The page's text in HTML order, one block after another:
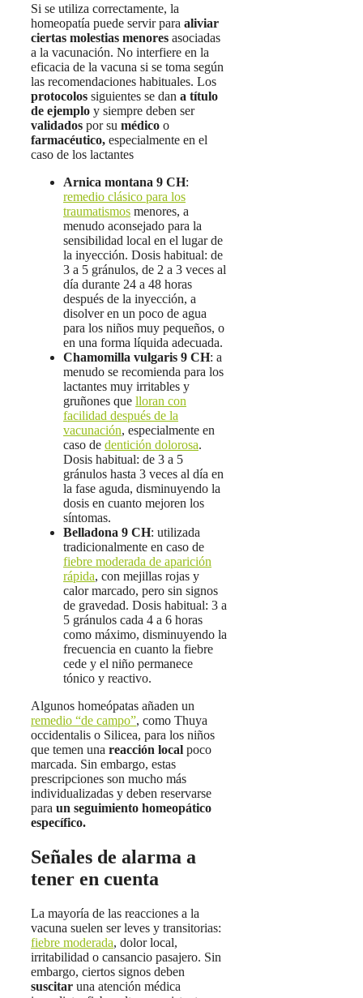
Si se utiliza correctamente, la
homeopatía puede servir para aliviar
ciertas molestias menores asociadas
a la vacunación. No interfiere en la
eficacia de la vacuna si se toma según
las recomendaciones habituales. Los
protocolos siguientes se dan a título
de ejemplo y siempre deben ser
validados por su médico o
farmacéutico, especialmente en el
caso de los lactantes
Arnica montana 9 CH:
remedio clásico para los
traumatismos menores, a
menudo aconsejado para la
sensibilidad local en el lugar de
la inyección. Dosis habitual: de
3 a 5 gránulos, de 2 a 3 veces al
día durante 24 a 48 horas
después de la inyección, a
disolver en un poco de agua
para los niños muy pequeños, o
en una forma líquida adecuada.
Chamomilla vulgaris 9 CH: a
menudo se recomienda para los
lactantes muy irritables y
gruñones que lloran con
facilidad después de la
vacunación, especialmente en
caso de dentición dolorosa.
Dosis habitual: de 3 a 5
gránulos hasta 3 veces al día en
la fase aguda, disminuyendo la
dosis en cuanto mejoren los
síntomas.
Belladona 9 CH: utilizada
tradicionalmente en caso de
fiebre moderada de aparición
rápida, con mejillas rojas y
calor marcado, pero sin signos
de gravedad. Dosis habitual: 3 a
5 gránulos cada 4 a 6 horas
como máximo, disminuyendo la
frecuencia en cuanto la fiebre
cede y el niño permanece
tónico y reactivo.
Algunos homeópatas añaden un
remedio “de campo”, como Thuya
occidentalis o Silicea, para los niños
que temen una reacción local poco
marcada. Sin embargo, estas
prescripciones son mucho más
individualizadas y deben reservarse
para un seguimiento homeopático
específico.
Señales de alarma a
tener en cuenta
La mayoría de las reacciones a la
vacuna suelen ser leves y transitorias:
fiebre moderada, dolor local,
irritabilidad o cansancio pasajero. Sin
embargo, ciertos signos deben
suscitar una atención médica